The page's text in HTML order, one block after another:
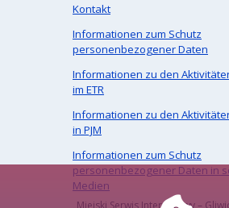
Kontakt
Informationen zum Schutz
personenbezogener Daten
Informationen zu den
im ETR
Informationen zu den
in PJM
Informationen zum Schutz
personenbezogener Daten in
Medien
„Miejski Serwis Internetowy –